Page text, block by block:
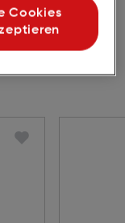
Cookies